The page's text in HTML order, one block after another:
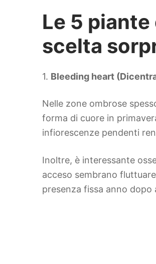
Le 5
scelta
1. Bleeding heart
Nelle zone ombrose
forma di cuore in
infiorescenze pendenti
Inoltre, è interessante
acceso sembrano
presenza fissa anno